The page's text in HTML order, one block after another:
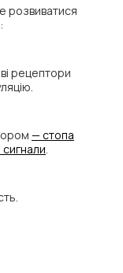
розвиватися
рецептори
— стопа